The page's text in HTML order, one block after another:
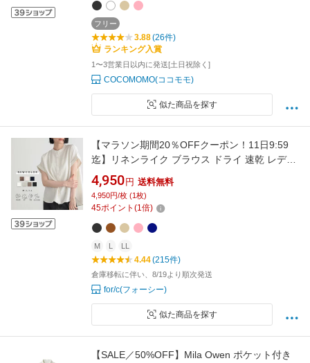
プラムブラウス 春夏 夏 cocomomo
フリー
3.88(26件)
ランキング入賞
1〜3営業日以内に発送[土日祝除く]
COCOMOMO(ココモモ)
似た商品を探す
【マラソン期間20％OFFクーポン！11日9:59
迄】リネンライク ブラウス ドライ 速乾 レディ
ース バンドカラー 半袖 シャツ トップス 動きや
すい シワになりにくい カジュアル シンプル 楽
ちん 着回し 夏 M L 洗濯可 for/c フォーシー 楽
4,950 円 送料無料
4,950円/枚 (1枚)
45ポイント (1倍)
M L LL
4.44(215件)
倉庫移転に伴い、8/19より順次発送
for/c(フォーシー)
似た商品を探す
【SALE／50%OFF】Mila Owen ポケット付き